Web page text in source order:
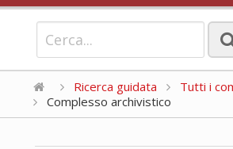
Ricerca guidata
Tutti i
Complesso archivistico